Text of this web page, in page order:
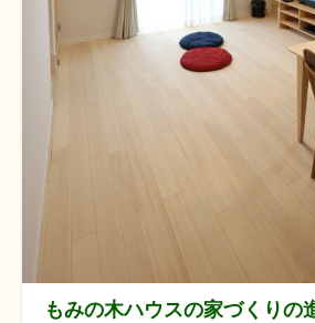
もみの木ハウスの家づくりの